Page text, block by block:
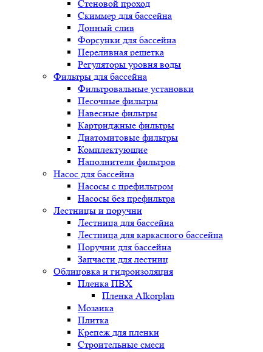
Стеновой проход
Скиммер для бассейна
Донный слив
Форсунки для бассейна
Переливная решетка
Регуляторы уровня воды
Фильтры для бассейна
Фильтровальные установки
Песочные фильтры
Навесные фильтры
Картриджные фильтры
Диатомитовые фильтры
Комплектующие
Наполнители фильтров
Насос для бассейна
Насосы с префильтром
Насосы без префильтра
Лестницы и поручни
Лестница для бассейна
Лестница для каркасного бассейна
Поручни для бассейна
Запчасти для лестниц
Облицовка и гидроизоляция
Пленка ПВХ
Пленка Alkorplan
Мозаика
Плитка
Крепеж для пленки
Строительные смеси